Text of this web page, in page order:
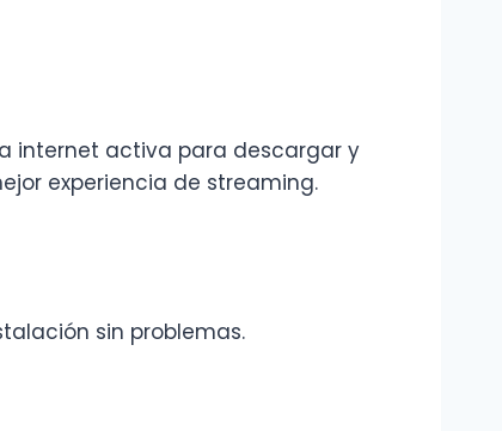
internet activa para descargar y
experiencia de streaming.
sin problemas.